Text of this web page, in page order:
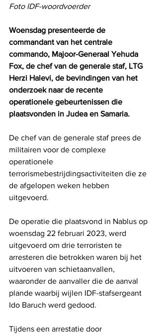
Foto IDF-woordvoerder
Woensdag presenteerde de
commandant van het centrale
commando, Majoor-Generaal Yehuda
Fox, de chef van de generale staf, LTG
Herzi Halevi, de bevindingen van het
onderzoek naar de recente
operationele gebeurtenissen die
plaatsvonden in Judea en Samaria.
De chef van de generale staf prees de
militairen voor de complexe
operationele
terrorismebestrijdingsactiviteiten die ze
de afgelopen weken hebben
uitgevoerd.
De operatie die plaatsvond in Nablus op
woensdag 22 februari 2023, werd
uitgevoerd om drie terroristen te
arresteren die betrokken waren bij het
uitvoeren van schietaanvallen,
waaronder de aanvaller die de aanval
plande waarbij wijlen IDF-stafsergeant
Ido Baruch werd gedood.
Tijdens een arrestatie door